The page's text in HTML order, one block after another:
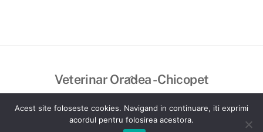
Back
To
Top
Veterinar Oradea - Chicopet
Created by VisualBrand
Acest site foloseste cookies. Navigand in continuare, iti exprimi
acordul pentru folosirea acestora.